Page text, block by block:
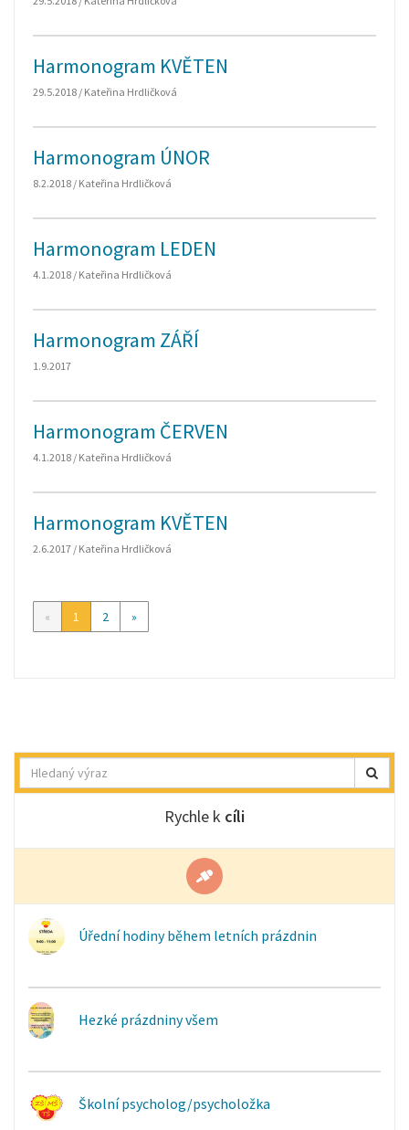
Harmonogram KVĚTEN
29.5.2018 / Kateřina Hrdličková
Harmonogram ÚNOR
8.2.2018 / Kateřina Hrdličková
Harmonogram LEDEN
4.1.2018 / Kateřina Hrdličková
Harmonogram ZÁŘÍ
1.9.2017
Harmonogram ČERVEN
4.1.2018 / Kateřina Hrdličková
Harmonogram KVĚTEN
2.6.2017 / Kateřina Hrdličková
« 1 2 »
Hledat
Rychle k cíli
Úřední hodiny během letních prázdnin
Hezké prázdniny všem
Školní psycholog/psycholožka